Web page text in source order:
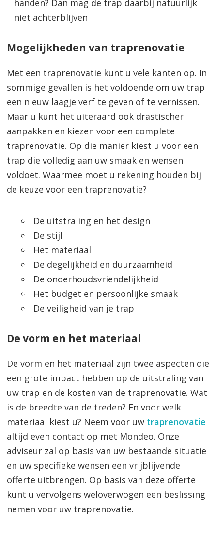
handen? Dan mag de trap daarbij natuurlijk
niet achterblijven
Mogelijkheden van traprenovatie
Met een traprenovatie kunt u vele kanten op. In
sommige gevallen is het voldoende om uw trap
een nieuw laagje verf te geven of te vernissen.
Maar u kunt het uiteraard ook drastischer
aanpakken en kiezen voor een complete
traprenovatie. Op die manier kiest u voor een
trap die volledig aan uw smaak en wensen
voldoet. Waarmee moet u rekening houden bij
de keuze voor een traprenovatie?
De uitstraling en het design
De stijl
Het materiaal
De degelijkheid en duurzaamheid
De onderhoudsvriendelijkheid
Het budget en persoonlijke smaak
De veiligheid van je trap
De vorm en het materiaal
De vorm en het materiaal zijn twee aspecten die
een grote impact hebben op de uitstraling van
uw trap en de kosten van de traprenovatie. Wat
is de breedte van de treden? En voor welk
materiaal kiest u? Neem voor uw traprenovatie
altijd even contact op met Mondeo. Onze
adviseur zal op basis van uw bestaande situatie
en uw specifieke wensen een vrijblijvende
offerte uitbrengen. Op basis van deze offerte
kunt u vervolgens weloverwogen een beslissing
nemen voor uw traprenovatie.